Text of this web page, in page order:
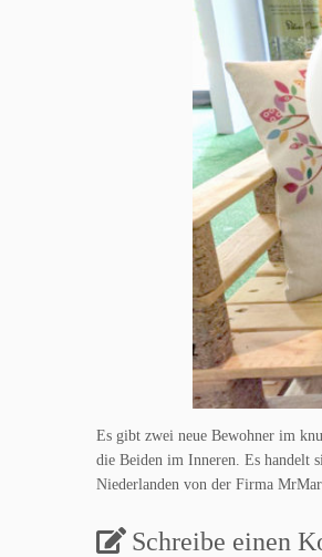
Es gibt zwei neue Bewohner im
die Beiden im Inneren. Es handelt
Niederlanden von der Firma
Schreibe einen